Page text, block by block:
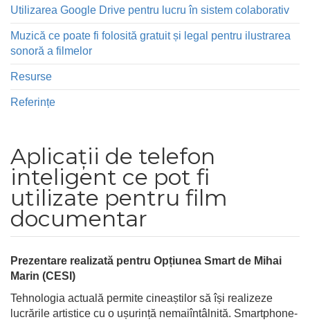
Utilizarea Google Drive pentru lucru în sistem colaborativ
Muzică ce poate fi folosită gratuit și legal pentru ilustrarea
sonoră a filmelor
Resurse
Referințe
Aplicații de telefon
inteligent ce pot fi
utilizate pentru film
documentar
Prezentare realizată pentru Opțiunea Smart de Mihai
Marin (CESI)
Tehnologia actuală permite cineaștilor să își realizeze
lucrările artistice cu o ușurință nemaiîntâlnită. Smartphone-